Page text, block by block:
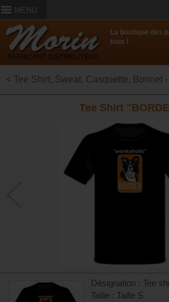
MENU
La boutique des
tous !
< Tee Shirt, Sweat, Casquette, Bonnet
Tee Shirt
Désignation : Tee
Taille : Taille S